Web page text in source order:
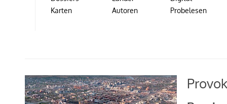
Karten
Autoren
Probelesen